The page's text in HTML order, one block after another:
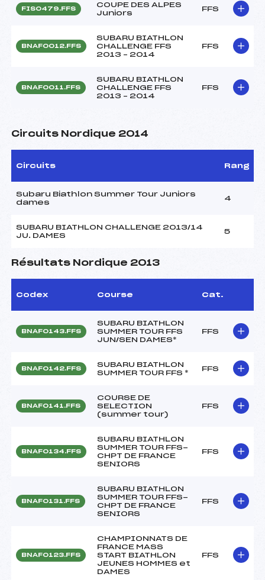
FIS0479.FFS
COUPE DES ALPES
Juniors
FFS
BNAF0012.FFS
SUBARU BIATHLON
CHALLENGE FFS
2013 – 2014
FFS
BNAF0011.FFS
SUBARU BIATHLON
CHALLENGE FFS
2013 – 2014
FFS
Circuits Nordique 2014
Circuits Rang
Subaru Biathlon Summer Tour Juniors
dames
4
SUBARU BIATHLON CHALLENGE 2013/14
JU. DAMES
5
Résultats Nordique 2013
Codex Course Cat.
BNAF0143.FFS
SUBARU BIATHLON
SUMMER TOUR FFS
JUN/SEN DAMES*
FFS
BNAF0142.FFS
SUBARU BIATHLON
SUMMER TOUR FFS *
FFS
BNAF0141.FFS
COURSE DE
SELECTION
(summer tour)
FFS
BNAF0134.FFS
SUBARU BIATHLON
SUMMER TOUR FFS-
CHPT DE FRANCE
SENIORS
FFS
BNAF0131.FFS
SUBARU BIATHLON
SUMMER TOUR FFS-
CHPT DE FRANCE
SENIORS
FFS
BNAF0123.FFS
CHAMPIONNATS DE
FRANCE MASS
START BIATHLON
JEUNES HOMMES et
DAMES
FFS